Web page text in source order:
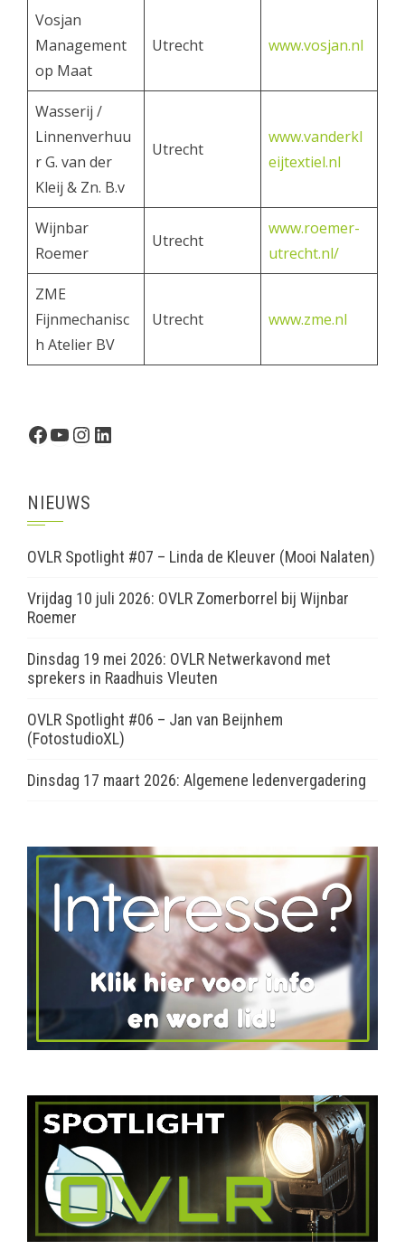
Vosjan
Management
op Maat
Utrecht www.vosjan.nl
Wasserij /
Linnenverhuu
r G. van der
Kleij & Zn. B.v
Utrecht
www.vanderkl
eijtextiel.nl
Wijnbar
Roemer
Utrecht
www.roemer-
utrecht.nl/
ZME
Fijnmechanisc
h Atelier BV
Utrecht www.zme.nl
Facebook
YouTube
Instagram
LinkedIn
NIEUWS
OVLR Spotlight #07 – Linda de Kleuver (Mooi Nalaten)
Vrijdag 10 juli 2026: OVLR Zomerborrel bij Wijnbar
Roemer
Dinsdag 19 mei 2026: OVLR Netwerkavond met
sprekers in Raadhuis Vleuten
OVLR Spotlight #06 – Jan van Beijnhem
(FotostudioXL)
Dinsdag 17 maart 2026: Algemene ledenvergadering